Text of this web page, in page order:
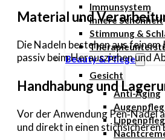
Immunsystem
Innere Schönheit
Stimmung &
Beauty & Pflege
Gesicht
Anti-Aging
Material und
Die Nadeln bestehen aus
passiv beim Herausziehen und
Handhabung und
Vor der Anwendung Pen‑Nadel
und direkt in einen